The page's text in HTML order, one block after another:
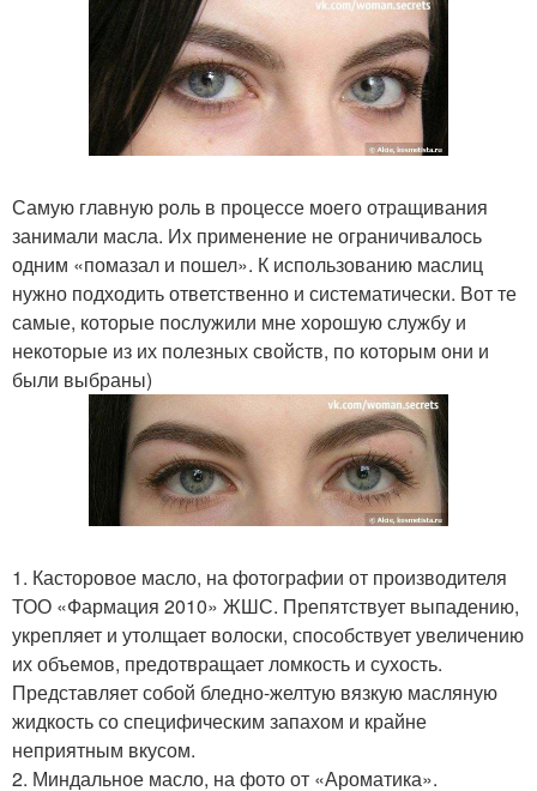
Самую главную роль в процессе моего отращивания
занимали масла. Их применение не ограничивалось
одним «помазал и пошел». К использованию маслиц
нужно подходить ответственно и систематически. Вот те
самые, которые послужили мне хорошую службу и
некоторые из их полезных свойств, по которым они и
были выбраны)
1. Касторовое масло, на фотографии от производителя
ТОО «Фармация 2010» ЖШС. Препятствует выпадению,
укрепляет и утолщает волоски, способствует увеличению
их объемов, предотвращает ломкость и сухость.
Представляет собой бледно-желтую вязкую масляную
жидкость со специфическим запахом и крайне
неприятным вкусом.
2. Миндальное масло, на фото от «Ароматика».